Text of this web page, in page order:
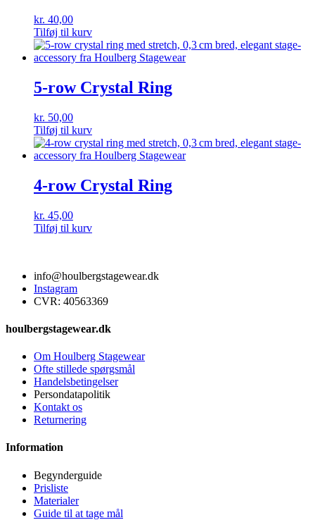
kr. 40,00
Tilføj til kurv
5-row Crystal Ring
kr. 50,00
Tilføj til kurv
4-row Crystal Ring
kr. 45,00
Tilføj til kurv
info@houlbergstagewear.dk
Instagram
CVR: 40563369
houlbergstagewear.dk
Om Houlberg Stagewear
Ofte stillede spørgsmål
Handelsbetingelser
Persondatapolitik
Kontakt os
Returnering
Information
Begynderguide
Prisliste
Materialer
Guide til at tage mål